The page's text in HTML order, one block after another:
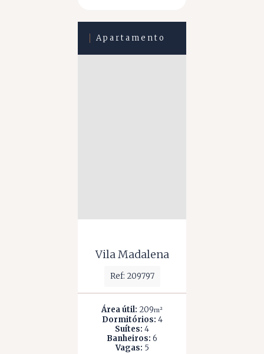
Apartamento
Vila Madalena
Ref: 209797
Área útil: 209m²
Dormitórios: 4
Suítes: 4
Banheiros: 6
Vagas: 5